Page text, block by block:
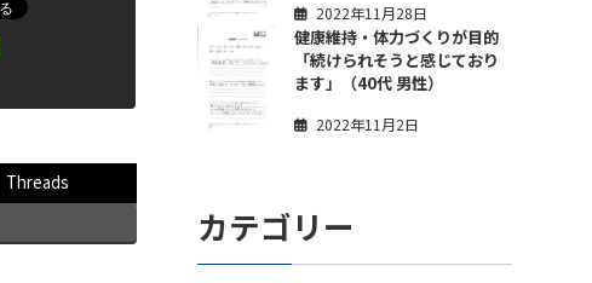
Threads
2022年11月28日
健康維持・体力づくりが目的
「続けられそうと感じており
ます」（40代 男性）
2022年11月2日
カテゴリー